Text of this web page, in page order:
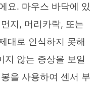
요. 마우스 바닥에 있
지, 머리카락, 또는
대로 인식하지 못해
지 않는 증상을 보일
을 사용하여 센서 부